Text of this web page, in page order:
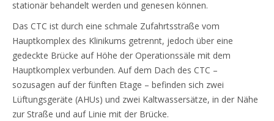
stationär behandelt werden und genesen können.
Das CTC ist durch eine schmale Zufahrtsstraße vom
Hauptkomplex des Klinikums getrennt, jedoch über eine
gedeckte Brücke auf Höhe der Operationssäle mit dem
Hauptkomplex verbunden. Auf dem Dach des CTC –
sozusagen auf der fünften Etage – befinden sich zwei
Lüftungsgeräte (AHUs) und zwei Kaltwassersätze, in der Nähe
zur Straße und auf Linie mit der Brücke.